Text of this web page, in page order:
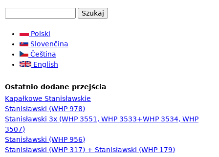
l
a
r
z
w
Polski
Slovenčina
Čeština
English
Ostatnio dodane przejścia
Kapałkowe Stanisławskie
Stanisławski (WHP 978)
Stanisławski 3x (WHP 3551, WHP 3533+WHP 3534, WHP
3507)
Stanisławski (WHP 956)
Stanisławski (WHP 317) + Stanisławski (WHP 179)